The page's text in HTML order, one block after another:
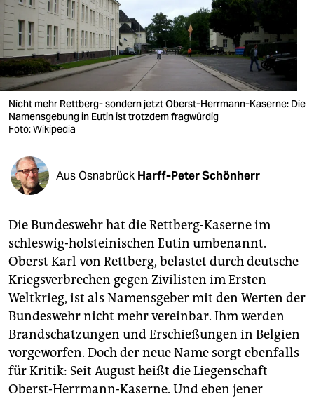
nord
wahrheit
verlag
verlag
veranstaltungen
shop
fragen & hilfe
abo
genossenschaft
epaper login
Nicht mehr Rettberg- sondern jetzt Oberst-Herrmann-Kaserne: Die
Namensgebung in Eutin ist trotzdem fragwürdig
Foto: Wikipedia
Aus Osnabrück Harff-Peter Schönherr
Die Bundeswehr hat die Rettberg-Kaserne im
schleswig-holsteinischen Eutin umbenannt.
Oberst Karl von Rettberg, belastet durch deutsche
Kriegsverbrechen gegen Zivilisten im Ersten
Weltkrieg, ist als Namensgeber mit den Werten der
Bundeswehr nicht mehr vereinbar. Ihm werden
Brandschatzungen und Erschießungen in Belgien
vorgeworfen. Doch der neue Name sorgt ebenfalls
für Kritik: Seit August heißt die Liegenschaft
Oberst-Herrmann-Kaserne. Und eben jener